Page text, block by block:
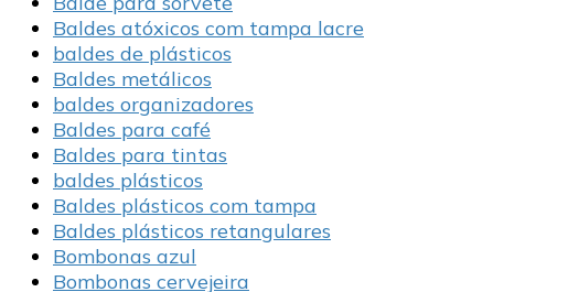
Baldes atóxicos com tampa lacre
baldes de plásticos
Baldes metálicos
baldes organizadores
Baldes para café
Baldes para tintas
baldes plásticos
Baldes plásticos com tampa
Baldes plásticos retangulares
Bombonas azul
Bombonas cervejeira